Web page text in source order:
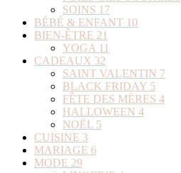
SOINS 17
BÉBÉ & ENFANT 10
BIEN-ÊTRE 21
YOGA 11
CADEAUX 32
SAINT VALENTIN 7
BLACK FRIDAY 5
FÊTE DES MÈRES 4
HALLOWEEN 4
NOËL 5
CUISINE 3
MARIAGE 6
MODE 29